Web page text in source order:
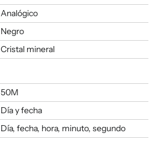
Analógico
Negro
Cristal mineral
50M
Día y fecha
Día, fecha, hora, minuto, segundo